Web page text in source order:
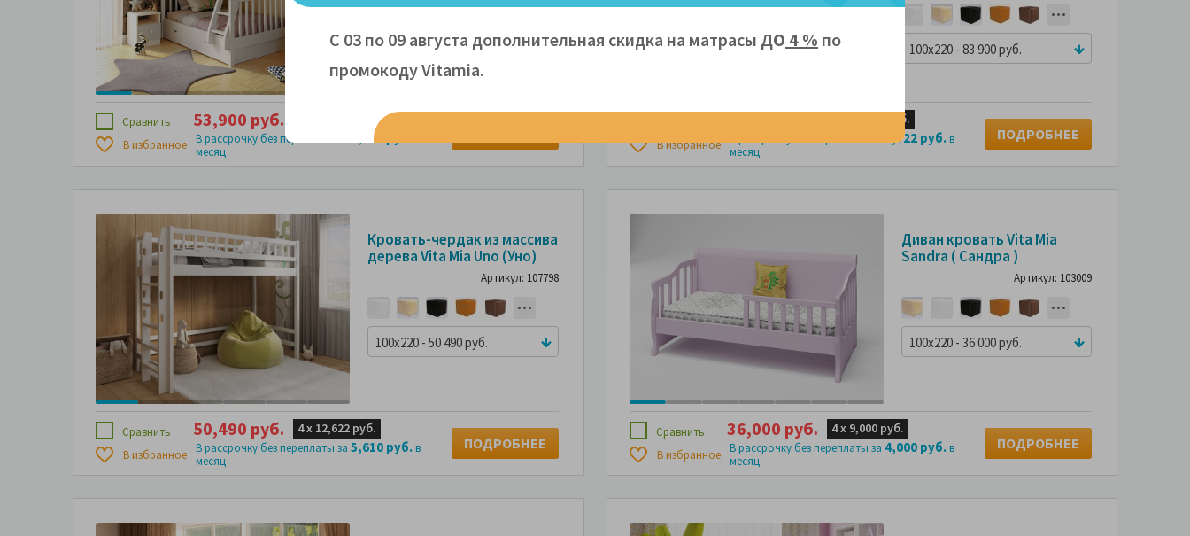
100x220 - 53 900 руб.
Сравнить
В избранное
53,900 руб.
В рассрочку без переплаты за 5,988 руб.
месяц
100x220 - 83 900 руб.
В избранное
83,900 руб. 20,975 руб.
9,322 руб.в
месяц
ПОДРОБНЕЕ
Кровать-чердак из массива
дерева Vita Mia Uno (Уно)
Артикул: 107798
100x220 - 50 490 руб.
Сравнить
В избранное
50,490 руб. 4 х 12,622 руб.
В рассрочку без переплаты за 5,610 руб.в
месяц
ПОДРОБНЕЕ
Диван кровать Vita Mia
Sandra ( Сандра )
Артикул: 103009
100x220 - 36 000 руб.
Сравнить
В избранное
36,000 руб. 4 х 9,000 руб.
В рассрочку без переплаты за 4,000 руб.в
месяц
ПОДРОБНЕЕ
С 03 по 09 августа дополнительная скидка на матрасы ДО 4 % по
промокоду Vitamiа.